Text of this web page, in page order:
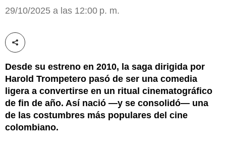
29/10/2025 a las 12:00 p. m.
Compartir esta noticia
Desde su estreno en 2010, la saga dirigida por
Harold Trompetero pasó de ser una comedia
ligera a convertirse en un ritual cinematográfico
de fin de año. Así nació —y se consolidó— una
de las costumbres más populares del cine
colombiano.